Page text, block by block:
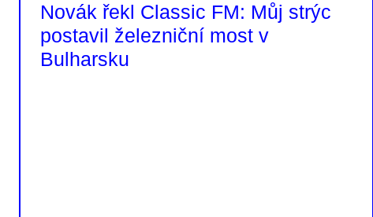
Novák řekl Classic FM: Můj strýc
postavil železniční most v
Bulharsku